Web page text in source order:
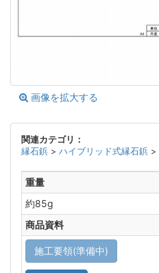
画像を拡大する
関連カテゴリ：
縁石鋲 > ハイブリッド式縁石鋲 >
重量
約85g
商品資料
施工要領(準備中)